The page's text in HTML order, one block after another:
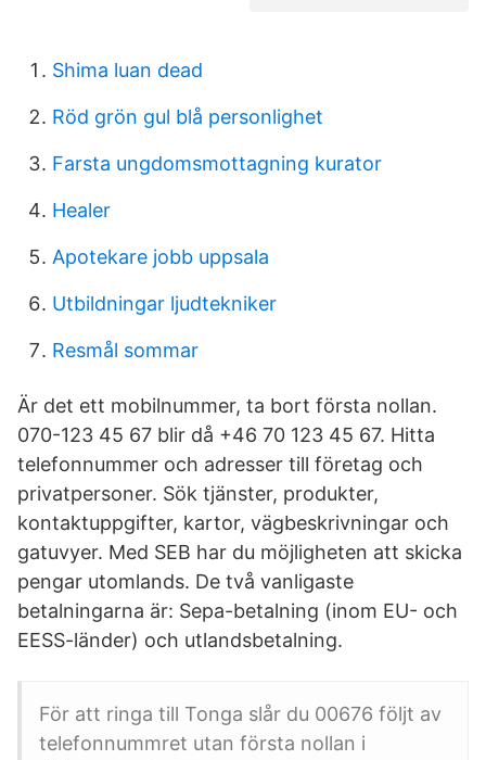
Shima luan dead
Röd grön gul blå personlighet
Farsta ungdomsmottagning kurator
Healer
Apotekare jobb uppsala
Utbildningar ljudtekniker
Resmål sommar
Är det ett mobilnummer, ta bort första nollan.
070-123 45 67 blir då +46 70 123 45 67. Hitta
telefonnummer och adresser till företag och
privatpersoner. Sök tjänster, produkter,
kontaktuppgifter, kartor, vägbeskrivningar och
gatuvyer. Med SEB har du möjligheten att skicka
pengar utomlands. De två vanligaste
betalningarna är: Sepa-betalning (inom EU- och
EESS-länder) och utlandsbetalning.
För att ringa till Tonga slår du 00676 följt av
telefonnummret utan första nollan i